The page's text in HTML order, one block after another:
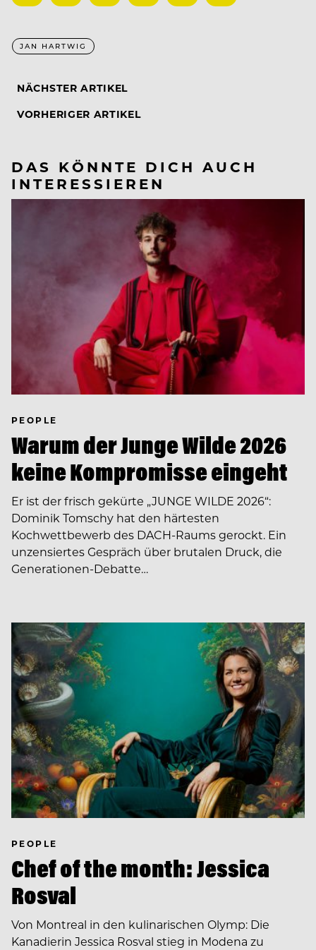
JAN HARTWIG
NÄCHSTER ARTIKEL
VORHERIGER ARTIKEL
DAS KÖNNTE DICH AUCH
INTERESSIEREN
PEOPLE
Warum der Junge Wilde 2026
keine Kompromisse eingeht
Er ist der frisch gekürte „JUNGE WILDE 2026“:
Dominik Tomschy hat den härtesten
Kochwettbewerb des DACH-Raums gerockt. Ein
unzensiertes Gespräch über brutalen Druck, die
Generationen-Debatte…
PEOPLE
Chef of the month: Jessica
Rosval
Von Montreal in den kulinarischen Olymp: Die
Kanadierin Jessica Rosval stieg in Modena zu